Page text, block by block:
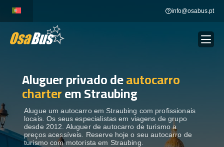
content
info@osabus.pt
ALUGUER DE AUTOCARROS
DESTINOS
FROTA
Aluguer privado deautocarro
charterem Straubing
Alugue um autocarro em Straubing com profissionais
locais. Os seus especialistas em viagens de grupo
desde 2012. Aluguer de autocarro de turismo a
preços acessíveis. Reserve hoje o seu autocarro de
turismo com motorista em Straubing.